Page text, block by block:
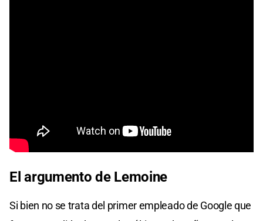
El argumento de Lemoine
Si bien no se trata del primer empleado de Google que